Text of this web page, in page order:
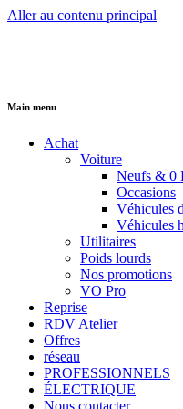
Aller au contenu principal
Main menu
Achat
Voiture
Neufs & 0
Occasions
Véhicules
Véhicules
Utilitaires
Poids lourds
Nos promotions
VO Pro
Reprise
RDV Atelier
Offres
réseau
PROFESSIONNELS
ÉLECTRIQUE
Nous contacter